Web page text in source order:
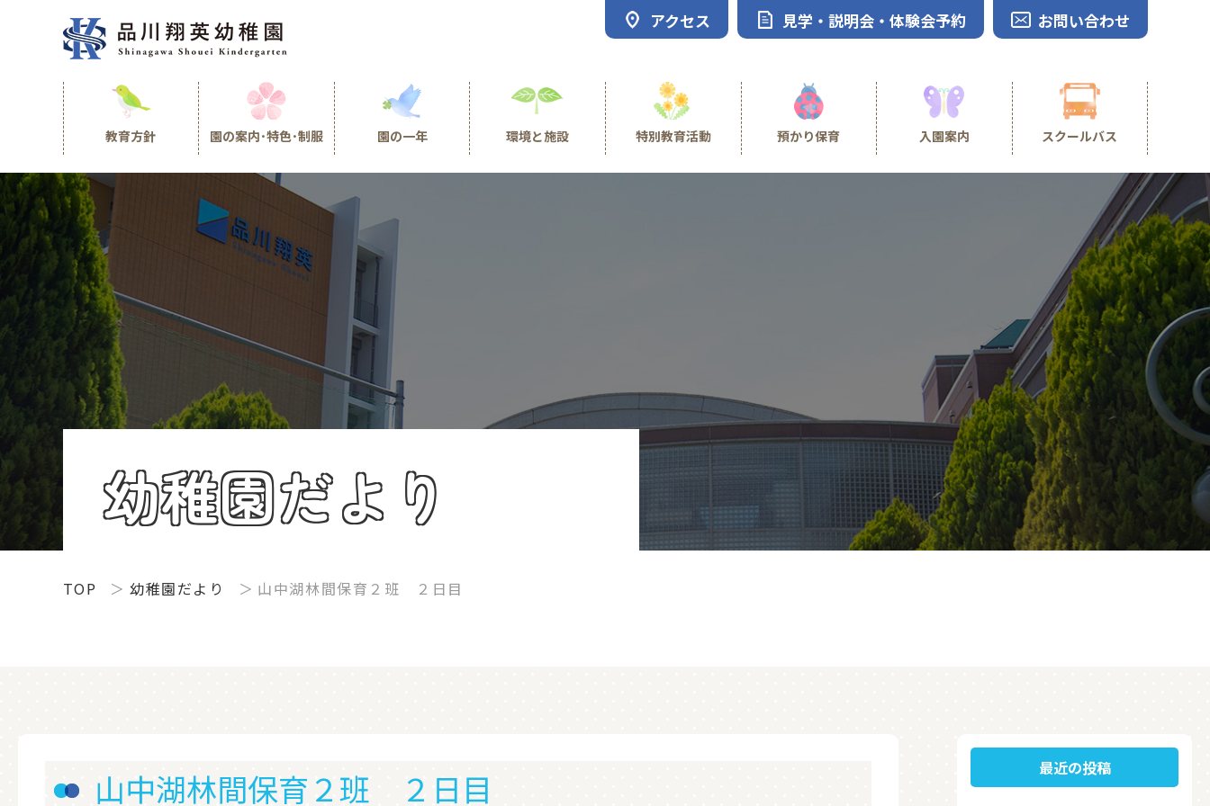
アクセス 見学・説明会・体験会予約 お問い合わせ
教育方針 園の案内･特色･制服 園の一年 環境と施設 特別教育活動 預かり保育 入園案内 スクールバス
幼稚園だより
TOP 幼稚園だより 山中湖林間保育２班 ２日目
山中湖林間保育２班 ２日目 最近の投稿